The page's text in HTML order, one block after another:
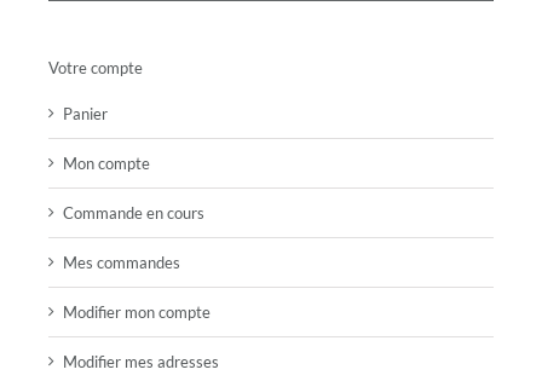
Votre compte
Panier
Mon compte
Commande en cours
Mes commandes
Modifier mon compte
Modifier mes adresses